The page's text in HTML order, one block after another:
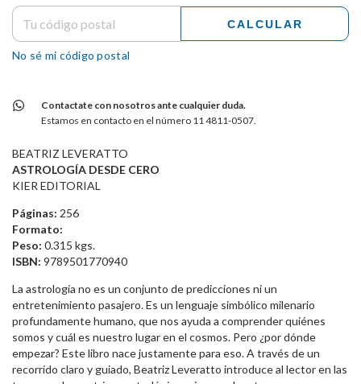
CALCULAR
No sé mi código postal
Contactate con nosotros ante cualquier duda.
Estamos en contacto en el número 11 4811-0507.
BEATRIZ LEVERATTO
ASTROLOGÍA DESDE CERO
KIER EDITORIAL
Páginas: 256
Formato:
Peso: 0.315 kgs.
ISBN: 9789501770940
La astrología no es un conjunto de predicciones ni un
entretenimiento pasajero. Es un lenguaje simbólico milenario
profundamente humano, que nos ayuda a comprender quiénes
somos y cuál es nuestro lugar en el cosmos. Pero ¿por dónde
empezar? Este libro nace justamente para eso. A través de un
recorrido claro y guiado, Beatriz Leveratto introduce al lector en las